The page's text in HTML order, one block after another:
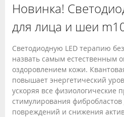
Новинка!
для лица и шеи
Светодиодную LED терапию
назвать самым естественным
оздоровлением кожи.
повышает энергетический
ускоряя все физиологические
стимулирования
повреждений и снижения